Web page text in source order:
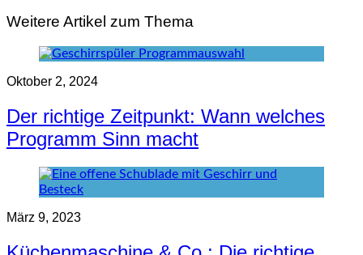
Weitere Artikel zum Thema
Oktober 2, 2024
Der richtige Zeitpunkt: Wann welches
Programm Sinn macht
März 9, 2023